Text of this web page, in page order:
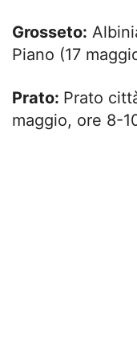
Grosseto:
Piano (17
Prato: Prato
maggio, ore 8-